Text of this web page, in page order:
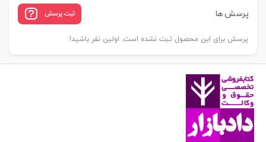
عدد
پرسش ها ثبت پرسش
پرسش برای این محصول ثبت نشده است. اولین نفر باشید!